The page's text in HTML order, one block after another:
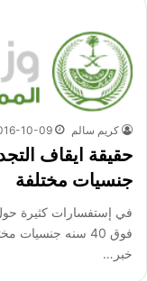
كريم سالم 10-09
جنسيات مختلفة
في إستفسارات كثيرة حول
فوق 40 سنه
خبر…